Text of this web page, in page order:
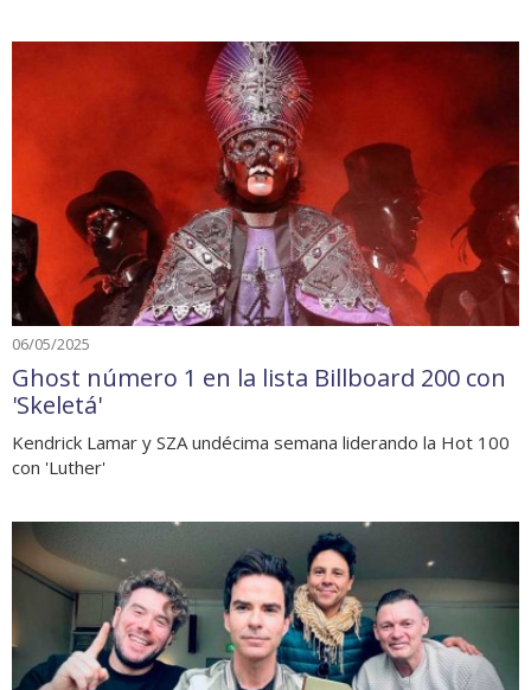
06/05/2025
Ghost número 1 en la lista Billboard 200 con
'Skeletá'
Kendrick Lamar y SZA undécima semana liderando la Hot 100
con 'Luther'